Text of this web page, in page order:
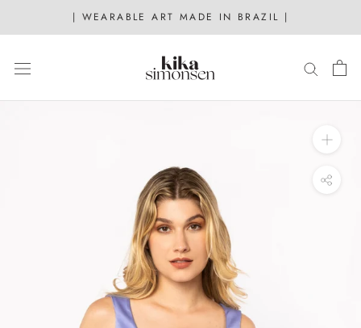
to
| WEARABLE ART MADE IN BRAZIL |